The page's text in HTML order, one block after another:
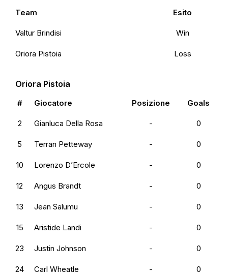
Team Esito
Valtur Brindisi Win
Oriora Pistoia Loss
Oriora Pistoia
# Giocatore Posizione Goals
2 Gianluca Della Rosa - 0
5 Terran Petteway - 0
10 Lorenzo D’Ercole - 0
12 Angus Brandt - 0
13 Jean Salumu - 0
15 Aristide Landi - 0
23 Justin Johnson - 0
24 Carl Wheatle - 0